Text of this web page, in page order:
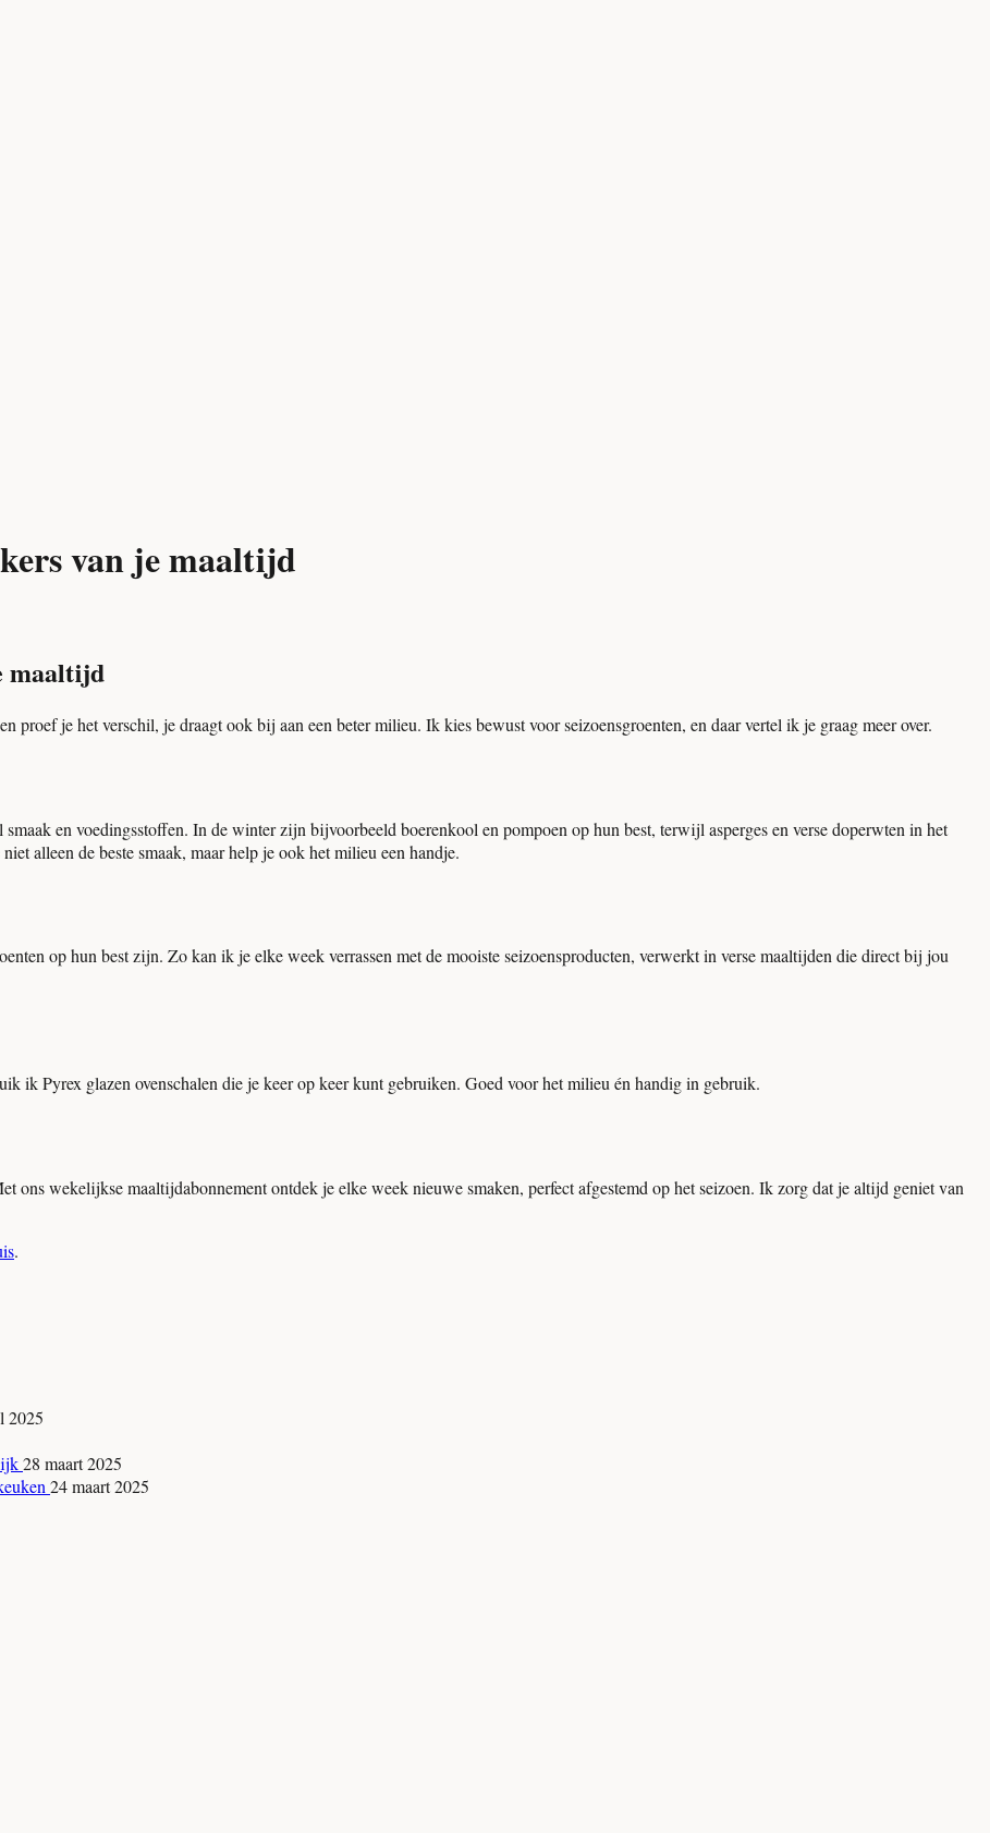
van je maaltijd
maaltijd
proef je het verschil, je draagt ook bij aan een beter milieu. Ik kies bewust voor seizoensgroenten, en daar vertel ik je graag meer over.
en voedingsstoffen. In de winter zijn bijvoorbeeld boerenkool en pompoen op hun best, terwijl asperges en verse doperwten in het
alleen de beste smaak, maar help je ook het milieu een handje.
op hun best zijn. Zo kan ik je elke week verrassen met de mooiste seizoensproducten, verwerkt in verse maaltijden die direct bij jou
ik Pyrex glazen ovenschalen die je keer op keer kunt gebruiken. Goed voor het milieu én handig in gebruik.
ons wekelijkse maaltijdabonnement ontdek je elke week nieuwe smaken, perfect afgestemd op het seizoen. Ik zorg dat je altijd geniet van
.
2025
28 maart 2025
24 maart 2025